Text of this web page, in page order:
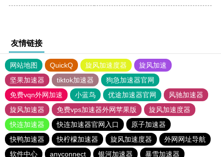
友情链接
网站地图 QuickQ 旋风加速度器
旋风加速
坚果加速器
tiktok加速器
狗急加速器官网
免费vqn外网加速
小蓝鸟 优途加速器官网
风驰加速器
旋风加速器
免费vps加速器外网苹果版
旋风加速度器
快连加速器
快连加速器官网入口
原子加速器
快鸭加速器
快柠檬加速器 旋风加速度器
外网网址导航
软件中心
anyconnect 银河加速器 暴雪加速器